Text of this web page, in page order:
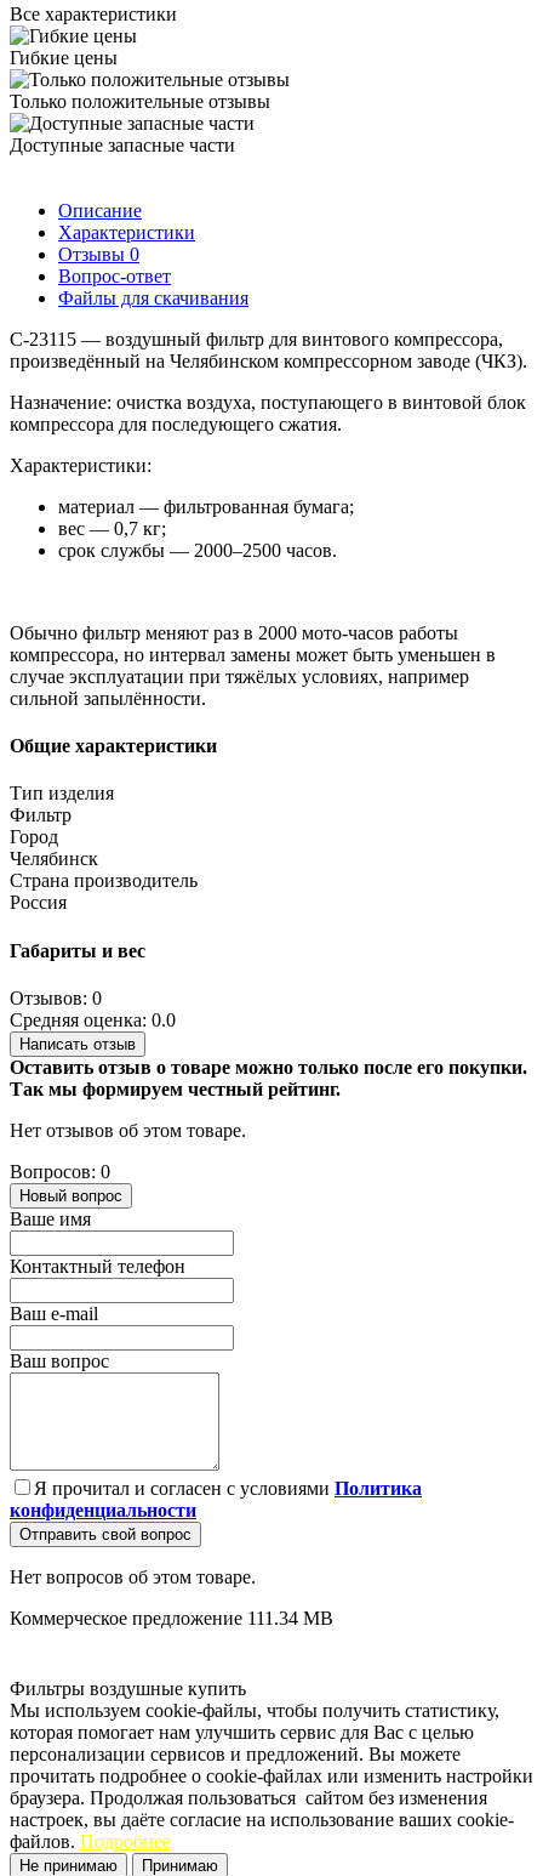
Все характеристики
Гибкие цены
Только положительные отзывы
Доступные запасные части
Описание
Характеристики
Отзывы 0
Вопрос-ответ
Файлы для скачивания
C-23115 — воздушный фильтр для винтового компрессора,
произведённый на Челябинском компрессорном заводе (ЧКЗ).
Назначение: очистка воздуха, поступающего в винтовой блок
компрессора для последующего сжатия.
Характеристики:
материал — фильтрованная бумага;
вес — 0,7 кг;
срок службы — 2000–2500 часов.
Обычно фильтр меняют раз в 2000 мото-часов работы
компрессора, но интервал замены может быть уменьшен в
случае эксплуатации при тяжёлых условиях, например
сильной запылённости.
Общие характеристики
Тип изделия
Фильтр
Город
Челябинск
Страна производитель
Россия
Габариты и вес
Отзывов: 0
Средняя оценка: 0.0
Написать отзыв
Оставить отзыв о товаре можно только после его покупки.
Так мы формируем честный рейтинг.
Нет отзывов об этом товаре.
Вопросов: 0
Новый вопрос
Ваше имя
Контактный телефон
Ваш e-mail
Ваш вопрос
Я прочитал и согласен с условиями Политика
конфиденциальности
Отправить свой вопрос
Нет вопросов об этом товаре.
Коммерческое предложение 111.34 MB
Фильтры воздушные купить
Мы используем cookie-файлы, чтобы получить статистику,
которая помогает нам улучшить сервис для Вас с целью
персонализации сервисов и предложений. Вы можете
прочитать подробнее о cookie-файлах или изменить настройки
браузера. Продолжая пользоваться сайтом без изменения
настроек, вы даёте согласие на использование ваших cookie-
файлов. Подробнее
Не принимаю Принимаю